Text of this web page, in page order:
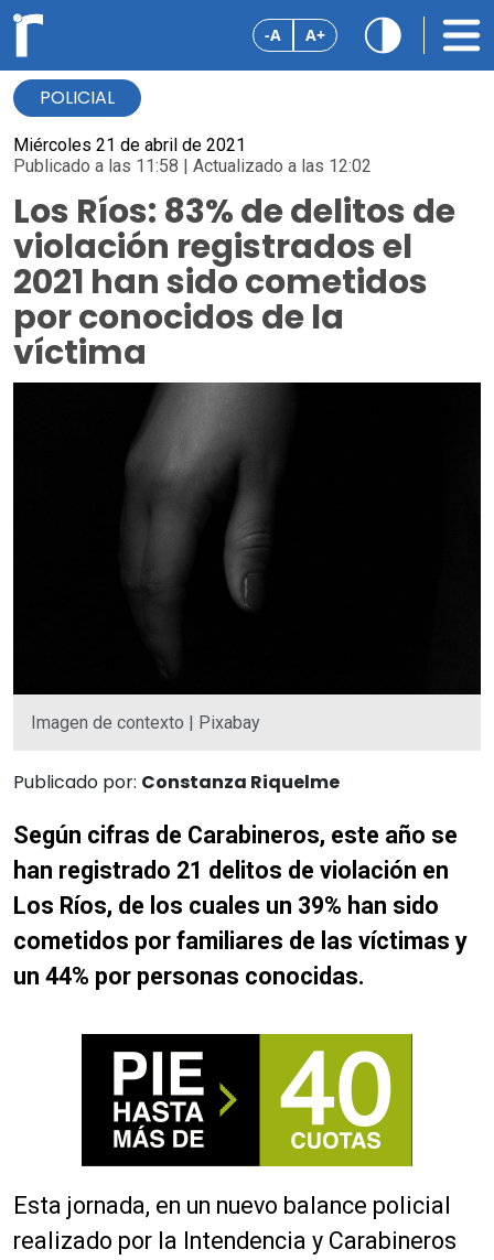
-A A+
POLICIAL
Miércoles 21 de abril de 2021
Publicado a las 11:58 | Actualizado a las 12:02
Los Ríos: 83% de delitos de
violación registrados el
2021 han sido cometidos
por conocidos de la
víctima
Imagen de contexto | Pixabay
Publicado por: Constanza Riquelme
Según cifras de Carabineros, este año se
han registrado 21 delitos de violación en
Los Ríos, de los cuales un 39% han sido
cometidos por familiares de las víctimas y
un 44% por personas conocidas.
Esta jornada, en un nuevo balance policial
realizado por la Intendencia y Carabineros